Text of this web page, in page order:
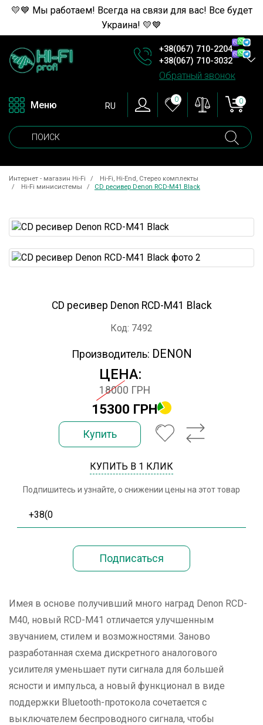
💛💙 Мы работаем! Всегда на связи для вас! Все будет
Украина! 💛💙
+38(067) 710-2204
+38(067) 710-3032
Обратный звонок
Меню RU
0 0
Интернет - магазин Hi-Fi
Hi-Fi, Hi-End, Стерео комплекты
Hi-Fi минисистемы
CD ресивер Denon RCD-M41 Black
CD ресивер Denon RCD-M41 Black
Код: 7492
Производитель: DENON
ЦЕНА:
18000 ГРН
15300 ГРН
Купить
КУПИТЬ В 1 КЛИК
Подпишитесь и узнайте, о снижении цены на этот товар
Имея в основе получивший много наград Denon RCD-
M40, новый RCD-M41 отличается улучшенным
звучанием, стилем и возможностями. Заново
разработанная схема дискретного аналогового
усилителя уменьшает пути сигнала для большей
ясности и импульса, а новый функционал в виде
поддержки Bluetooth-протокола сочетается с
выключателем беспроводного сигнала, чтобы